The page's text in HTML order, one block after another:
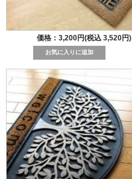
価格：3,200円(税込 3,520円)